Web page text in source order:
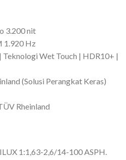
3.200 nit
1.920 Hz
Wet Touch | HDR10+ |
(Solusi Perangkat Keras)
Rheinland
1:1,63-2,6/14-100 ASPH.